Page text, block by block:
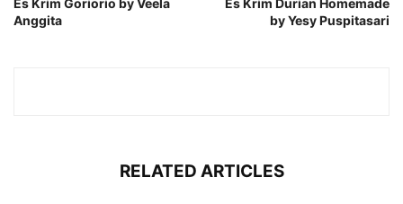
Es Krim Goriorio by Veela
Anggita
Es Krim Durian Homemade
by Yesy Puspitasari
RELATED ARTICLES